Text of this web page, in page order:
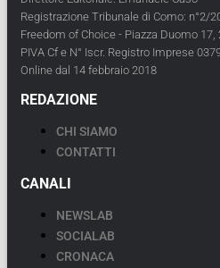
Registrazione Tribunale di Como: n°2/
Freedom of Choice - Piazza Duomo 17,
PIVA Cf e N° Iscr. Registro Imprese
Online dal 14 febbraio 2018
REDAZIONE
CHI SIAMO
CONTATTI
CANALI
NEWSLAB
SOCIALAB
CRONACA